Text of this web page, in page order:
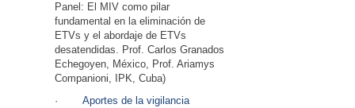
Panel: El MIV como pilar
fundamental en la eliminación de
ETVs y el abordaje de ETVs
desatendidas. Prof. Carlos Granados
Echegoyen, México, Prof. Ariamys
Companioni, IPK, Cuba)
· Aportes de la vigilancia